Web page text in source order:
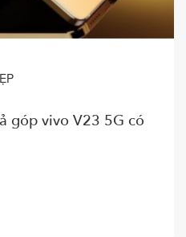
góp vivo V23 5G có